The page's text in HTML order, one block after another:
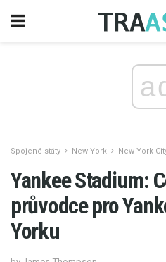
Spojené státy New York New York
Yankee Stadium:
průvodce pro
Yorku